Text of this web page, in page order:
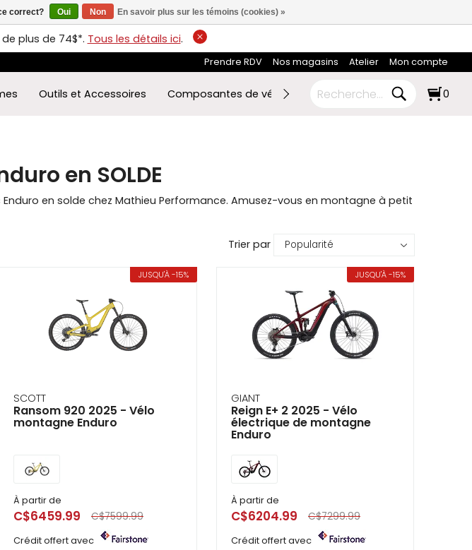
plus de 74$*. Tous les détails ici.
Prendre RDV Nos magasins Atelier Mon compte
Outils et Accessoires Composantes de vélo Ski de fond RABAIS FIN DE
0
en SOLDE
en solde chez Mathieu Performance. Amusez-vous en montagne à petit
Trier par
JUSQU'À -15%
SCOTT
Ransom 920 2025 - Vélo
montagne Enduro
À partir de
C$6459.99 C$7599.99
Crédit offert avec
JUSQU'À -15%
GIANT
Reign E+ 2 2025 - Vélo
électrique de montagne
Enduro
À partir de
C$6204.99 C$7299.99
Crédit offert avec
correct? Oui Non En savoir plus sur les témoins (cookies) »